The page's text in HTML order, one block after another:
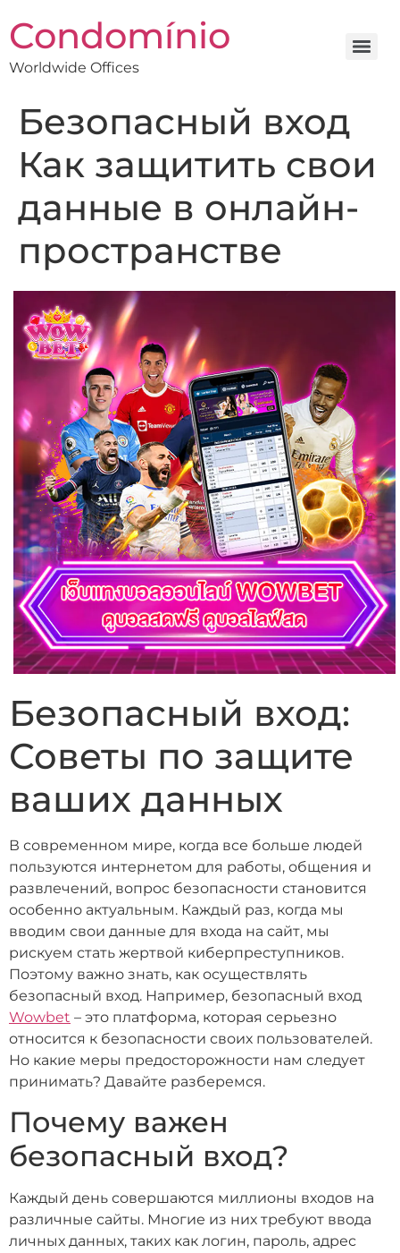
Condomínio
Worldwide Offices
Безопасный вход
Как защитить свои
данные в онлайн-
пространстве
Безопасный вход:
Советы по защите
ваших данных
В современном мире, когда все больше людей
пользуются интернетом для работы, общения и
развлечений, вопрос безопасности становится
особенно актуальным. Каждый раз, когда мы
вводим свои данные для входа на сайт, мы
рискуем стать жертвой киберпреступников.
Поэтому важно знать, как осуществлять
безопасный вход. Например, безопасный вход
Wowbet – это платформа, которая серьезно
относится к безопасности своих пользователей.
Но какие меры предосторожности нам следует
принимать? Давайте разберемся.
Почему важен
безопасный вход?
Каждый день совершаются миллионы входов на
различные сайты. Многие из них требуют ввода
личных данных, таких как логин, пароль, адрес